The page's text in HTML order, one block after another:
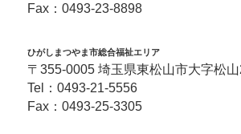
Fax：0493-23-8898
ひがしまつやま市総合福祉エリア
〒355-0005 埼玉県東松山市大字松
Tel： 0493-21-5556
Fax：0493-25-3305